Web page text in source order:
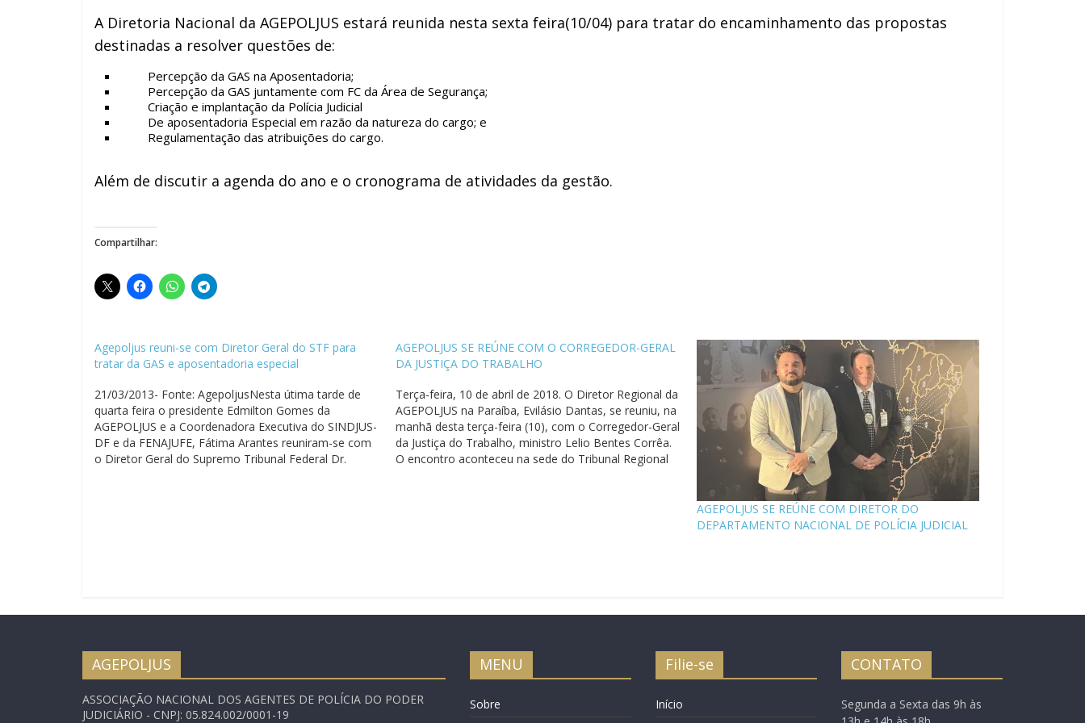
A Diretoria Nacional da AGEPOLJUS estará reunida nesta sexta feira(10/04) para tratar do encaminhamento das propostas
destinadas a resolver questões de:
Percepção da GAS na Aposentadoria;
Percepção da GAS juntamente com FC da Área de Segurança;
Criação e implantação da Polícia Judicial
De aposentadoria Especial em razão da natureza do cargo; e
Regulamentação das atribuições do cargo.
Além de discutir a agenda do ano e o cronograma de atividades da gestão.
Compartilhar:
Agepoljus reuni-se com Diretor Geral do STF para
tratar da GAS e aposentadoria especial
21/03/2013- Fonte: AgepoljusNesta útima tarde de
quarta feira o presidente Edmilton Gomes da
AGEPOLJUS e a Coordenadora Executiva do SINDJUS-
DF e da FENAJUFE, Fátima Arantes reuniram-se com
o Diretor Geral do Supremo Tribunal Federal Dr.
AGEPOLJUS SE REÚNE COM O CORREGEDOR-GERAL
DA JUSTIÇA DO TRABALHO
Terça-feira, 10 de abril de 2018. O Diretor Regional da
AGEPOLJUS na Paraíba, Evilásio Dantas, se reuniu, na
manhã desta terça-feira (10), com o Corregedor-Geral
da Justiça do Trabalho, ministro Lelio Bentes Corrêa.
O encontro aconteceu na sede do Tribunal Regional
AGEPOLJUS SE REÚNE COM DIRETOR DO
DEPARTAMENTO NACIONAL DE POLÍCIA JUDICIAL
AGEPOLJUS
ASSOCIAÇÃO NACIONAL DOS AGENTES DE POLÍCIA DO PODER
JUDICIÁRIO - CNPJ: 05.824.002/0001-19
MENU
Sobre
Filie-se
Início
CONTATO
Segunda a Sexta das 9h às